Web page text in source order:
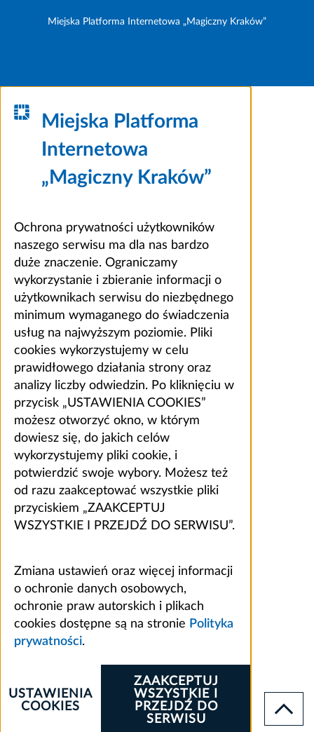
Miejska Platforma Internetowa „Magiczny Kraków”
Miejska Platforma
Internetowa
„Magiczny Kraków”
Ochrona prywatności użytkowników
naszego serwisu ma dla nas bardzo
duże znaczenie. Ograniczamy
wykorzystanie i zbieranie informacji o
użytkownikach serwisu do niezbędnego
minimum wymaganego do świadczenia
usług na najwyższym poziomie. Pliki
cookies wykorzystujemy w celu
prawidłowego działania strony oraz
analizy liczby odwiedzin. Po kliknięciu w
przycisk „USTAWIENIA COOKIES”
możesz otworzyć okno, w którym
dowiesz się, do jakich celów
wykorzystujemy pliki cookie, i
potwierdzić swoje wybory. Możesz też
od razu zaakceptować wszystkie pliki
przyciskiem „ZAAKCEPTUJ
WSZYSTKIE I PRZEJDŹ DO SERWISU”.
Zmiana ustawień oraz więcej informacji
o ochronie danych osobowych,
ochronie praw autorskich i plikach
cookies dostępne są na stronie Polityka
prywatności.
ZAAKCEPTUJ
WSZYSTKIE I
PRZEJDŹ DO
SERWISU
USTAWIENIA
COOKIES